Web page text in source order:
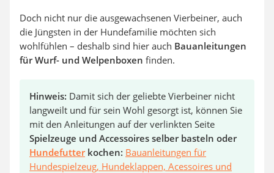
Doch nicht nur die ausgewachsenen Vierbeiner, auch
die Jüngsten in der Hundefamilie möchten sich
wohlfühlen – deshalb sind hier auch Bauanleitungen
für Wurf- und Welpenboxen finden.
Hinweis: Damit sich der geliebte Vierbeiner nicht
langweilt und für sein Wohl gesorgt ist, können Sie
mit den Anleitungen auf der verlinkten Seite
Spielzeuge und Accessoires selber basteln oder
Hundefutterkochen: Bauanleitungen für
Hundespielzeug, Hundeklappen, Acessoires und